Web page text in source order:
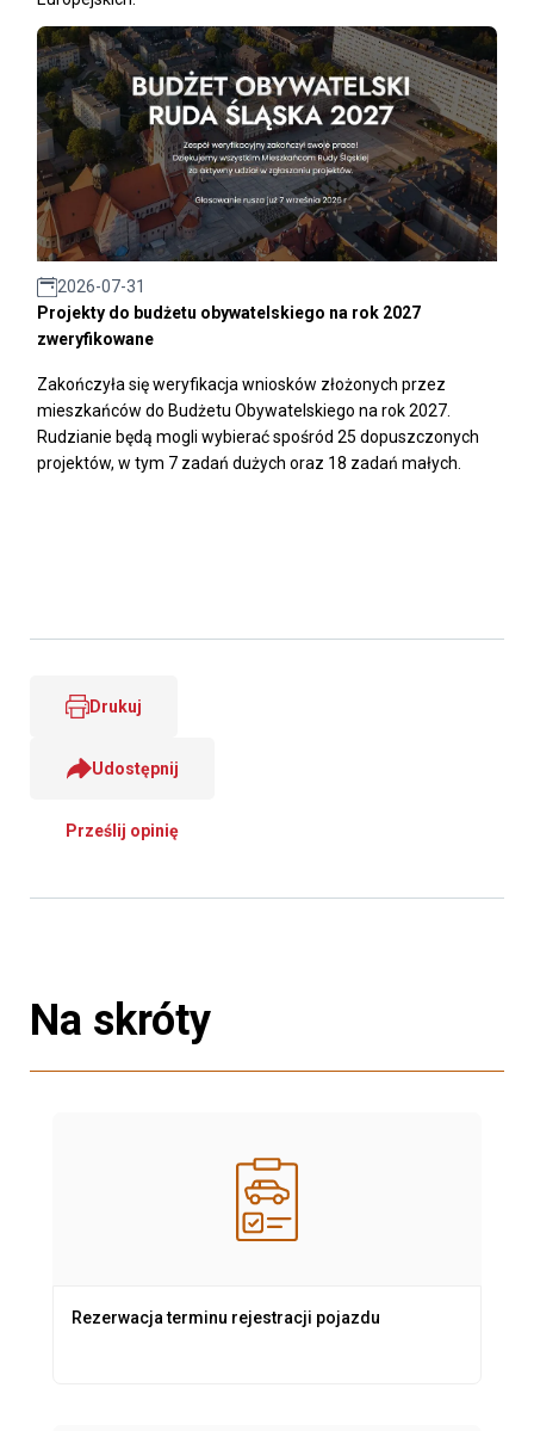
2026-07-31
Projekty do budżetu obywatelskiego na rok 2027
zweryfikowane
Zakończyła się weryfikacja wniosków złożonych przez
mieszkańców do Budżetu Obywatelskiego na rok 2027.
Rudzianie będą mogli wybierać spośród 25 dopuszczonych
projektów, w tym 7 zadań dużych oraz 18 zadań małych.
Drukuj
Udostępnij
Prześlij opinię
Na skróty
Rezerwacja terminu rejestracji pojazdu